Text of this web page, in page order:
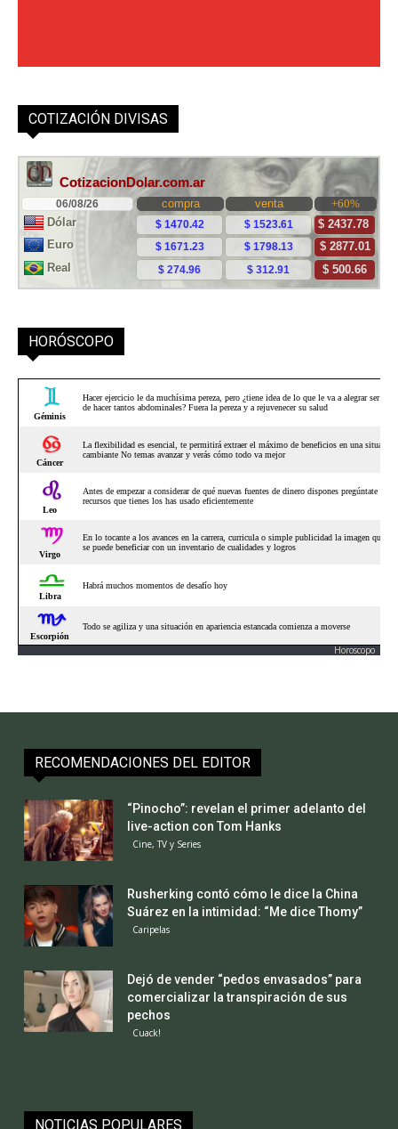
COTIZACIÓN DIVISAS
HORÓSCOPO
Horoscopo
RECOMENDACIONES DEL EDITOR
“Pinocho”: revelan el primer adelanto del
live-action con Tom Hanks
Cine, TV y Series
Rusherking contó cómo le dice la China
Suárez en la intimidad: “Me dice Thomy”
Caripelas
Dejó de vender “pedos envasados” para
comercializar la transpiración de sus
pechos
Cuack!
NOTICIAS POPULARES